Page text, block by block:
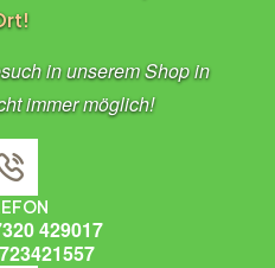
in unserem Shop in
immer möglich!
429017